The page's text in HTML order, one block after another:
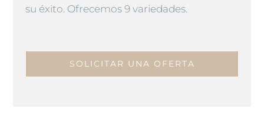
su éxito. Ofrecemos 9 variedades.
SOLICITAR UNA OFERTA